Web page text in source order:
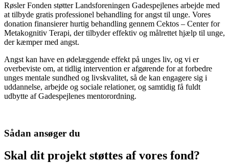
Røsler Fonden støtter Landsforeningen Gadespejlenes arbejde med
at tilbyde gratis professionel behandling for angst til unge. Vores
donation finansierer hurtig behandling gennem Cektos – Center for
Metakognitiv Terapi, der tilbyder effektiv og målrettet hjælp til unge,
der kæmper med angst.
Angst kan have en ødelæggende effekt på unges liv, og vi er
overbeviste om, at tidlig intervention er afgørende for at forbedre
unges mentale sundhed og livskvalitet, så de kan engagere sig i
uddannelse, arbejde og sociale relationer, og samtidig få fuldt
udbytte af Gadespejlenes mentorordning.
Sådan ansøger du
Skal dit projekt støttes af vores fond?